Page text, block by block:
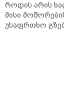
როდის არის
მისი მოშორების
უსაფრთხო გზები